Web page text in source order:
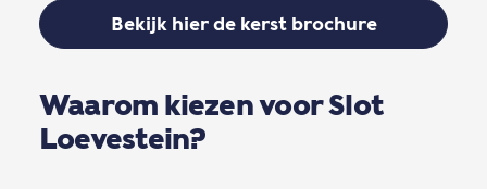
Bekijk hier de kerst brochure
Waarom kiezen voor Slot
Loevestein?